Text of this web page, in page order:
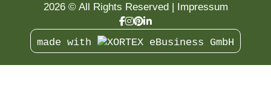
2026 © All Rights Reserved Impressum
made with